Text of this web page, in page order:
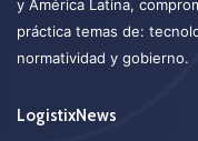
y América Latina,
práctica temas de:
normatividad y gobierno.
LogistixNews